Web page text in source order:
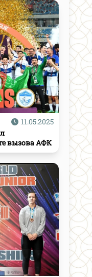
11.05.2025
вызова АФК